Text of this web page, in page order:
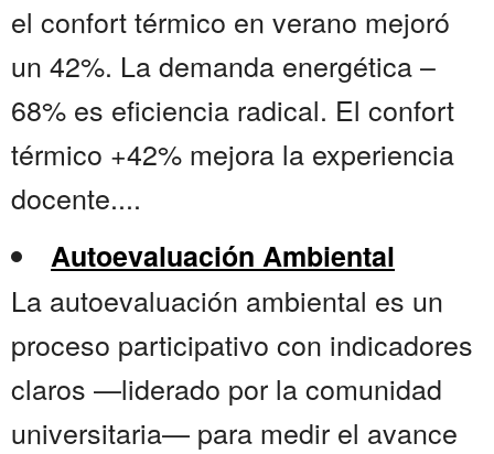
el confort térmico en verano mejoró
un 42%. La demanda energética –
68% es eficiencia radical. El confort
térmico +42% mejora la experiencia
docente....
Autoevaluación Ambiental
La autoevaluación ambiental es un
proceso participativo con indicadores
claros —liderado por la comunidad
universitaria— para medir el avance